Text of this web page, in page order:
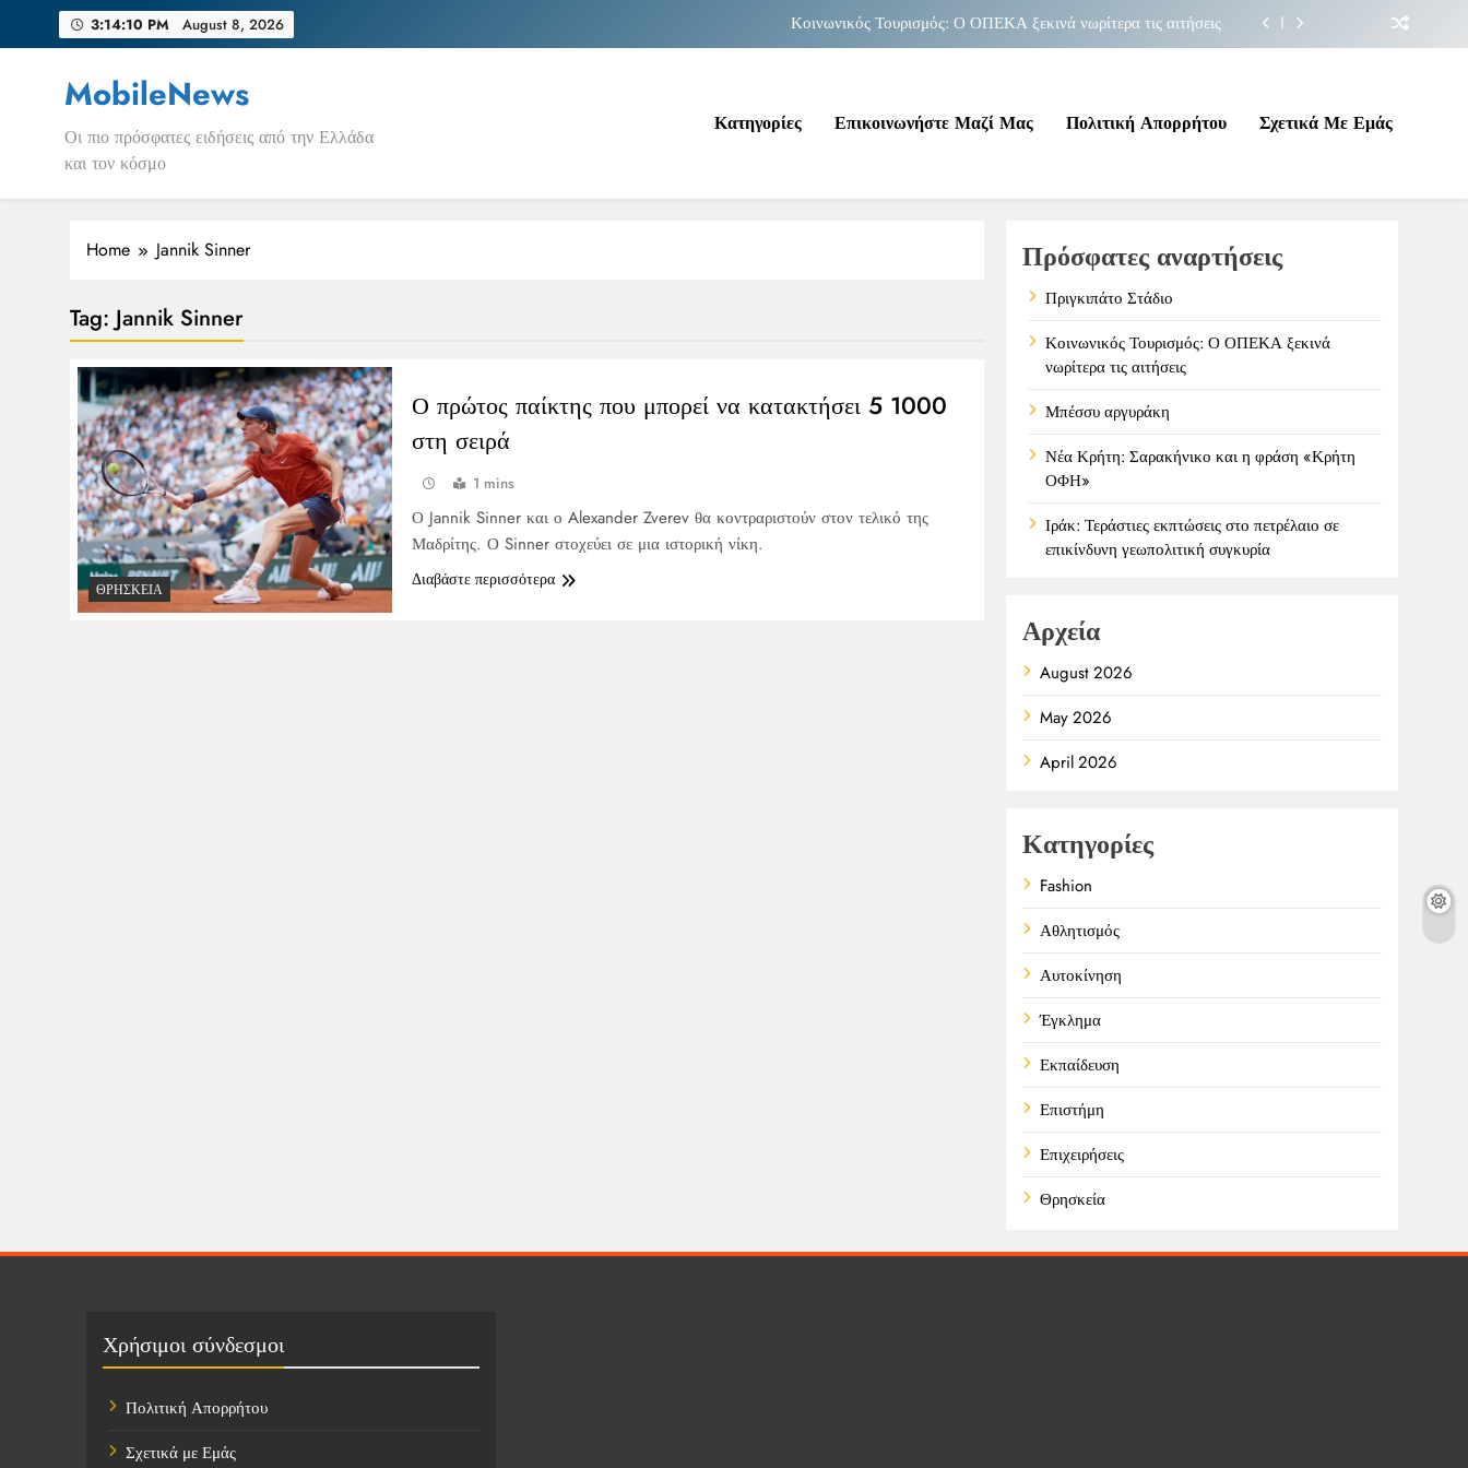
3:14:10 PM August 8, 2026
Κοινωνικός Τουρισμός: Ο ΟΠΕΚΑ ξεκινά νωρίτερα τις αιτήσεις
Νέα Κρήτη: Σαρακήνικο και η φράση «Κρήτη ΟΦΗ»
Κοινωνικός Τουρισμός: Ο ΟΠΕΚΑ ξεκινά νωρίτερα τις αιτήσεις
Μπέσσυ αργυράκη
Νέα Κρήτη: Σαρακήνικο και η φράση «Κρήτη ΟΦΗ»
MobileNews
Οι πιο πρόσφατες ειδήσεις από την Ελλάδα
και τον κόσμο
Κατηγορίες Επικοινωνήστε Μαζί Μας Πολιτική Απορρήτου Σχετικά Με Εμάς
Home Jannik Sinner
Tag: Jannik Sinner
ΘΡΗΣΚΕΊΑ
Ο πρώτος παίκτης που μπορεί να κατακτήσει 5 1000
στη σειρά
1 mins
Ο Jannik Sinner και ο Alexander Zverev θα κοντραριστούν στον τελικό της
Μαδρίτης. Ο Sinner στοχεύει σε μια ιστορική νίκη.
Διαβάστε περισσότερα
Πρόσφατες αναρτήσεις
Πριγκιπάτο Στάδιο
Κοινωνικός Τουρισμός: Ο ΟΠΕΚΑ ξεκινά
νωρίτερα τις αιτήσεις
Μπέσσυ αργυράκη
Νέα Κρήτη: Σαρακήνικο και η φράση «Κρήτη
ΟΦΗ»
Ιράκ: Τεράστιες εκπτώσεις στο πετρέλαιο σε
επικίνδυνη γεωπολιτική συγκυρία
Αρχεία
August 2026
May 2026
April 2026
Κατηγορίες
Fashion
Αθλητισμός
Αυτοκίνηση
Έγκλημα
Εκπαίδευση
Επιστήμη
Επιχειρήσεις
Θρησκεία
Χρήσιμοι σύνδεσμοι
Πολιτική Απορρήτου
Σχετικά με Εμάς